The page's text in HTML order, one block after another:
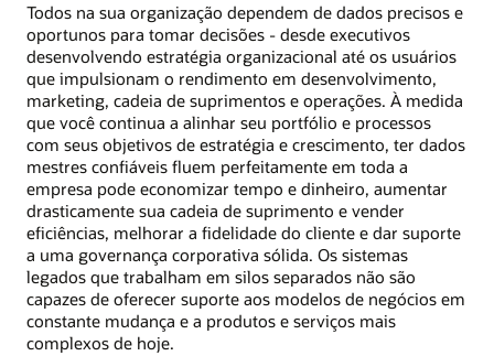
Todos na sua organização dependem de dados precisos e
oportunos para tomar decisões - desde executivos
desenvolvendo estratégia organizacional até os usuários
que impulsionam o rendimento em desenvolvimento,
marketing, cadeia de suprimentos e operações. À medida
que você continua a alinhar seu portfólio e processos
com seus objetivos de estratégia e crescimento, ter dados
mestres confiáveis fluem perfeitamente em toda a
empresa pode economizar tempo e dinheiro, aumentar
drasticamente sua cadeia de suprimento e vender
eficiências, melhorar a fidelidade do cliente e dar suporte
a uma governança corporativa sólida. Os sistemas
legados que trabalham em silos separados não são
capazes de oferecer suporte aos modelos de negócios em
constante mudança e a produtos e serviços mais
complexos de hoje.